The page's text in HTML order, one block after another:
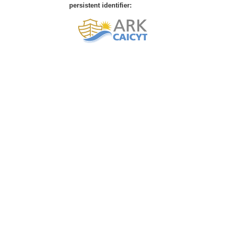
persistent identifier: